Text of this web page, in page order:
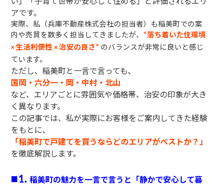
アです。
実際、私（兵庫不動産株式会社の担当者）も稲美町での案
内や売買を数多く担当してきましたが、
“落ち着いた住環境
×生活利便性 ×治安の良さ ” のバランスが非常に良いと感じ
ています。
ただし、稲美町と一言で言っても、
国岡・六分一・岡・中村・北山
など、エリアごとに雰囲気や価格帯、治安の印象が大き
く異なります。
この記事では、私が実際にお客様をご案内してきた経験
をもとに、
「稲美町で戸建てを買うならどのエリアがベストか？」
を徹底解説します。
■1.稲美町の魅力を一言で言うと「静かで安心して暮